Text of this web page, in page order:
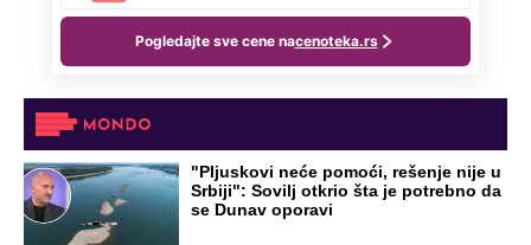
"Pljuskovi neće pomoći, rešenje nije u
Srbiji": Sovilj otkrio šta je potrebno da
se Dunav oporavi